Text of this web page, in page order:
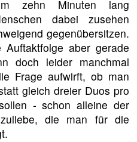
zehn Minuten lang
dabei zusehen
gegenübersitzen.
aber gerade
doch leider manchmal
Frage aufwirft, ob man
gleich dreier Duos pro
- schon alleine der
die man für die